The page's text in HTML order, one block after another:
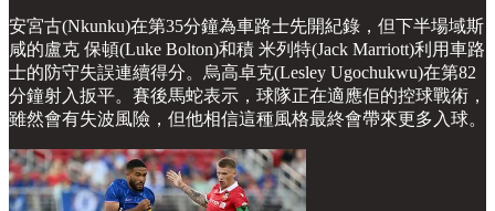
安宮古(Nkunku)在第35分鐘為車路士先開紀錄，但下半場域斯
咸的盧克 保頓(Luke Bolton)和積 米列特(Jack Marriott)利用車路
士的防守失誤連續得分。烏高卓克(Lesley Ugochukwu)在第82
分鐘射入扳平。賽後馬蛇表示，球隊正在適應佢的控球戰術，
雖然會有失波風險，但他相信這種風格最終會帶來更多入球。